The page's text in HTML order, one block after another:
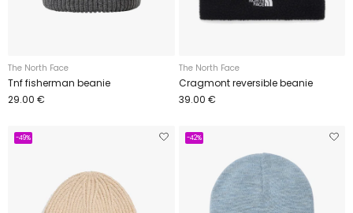
The North Face
Tnf fisherman beanie
29.00 €
The North Face
Cragmont reversible beanie
39.00 €
-49% -42%